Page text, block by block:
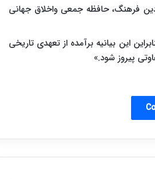
فرهنگ، حافظه جمعی واخلاق جهانی
این بیانیه برآمده از تعهدی تاریخی
پیروز شود.»